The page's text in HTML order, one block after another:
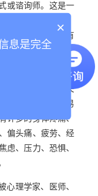
或谘询师。这是一
绪高效能辅助法，
过EFT，几乎所有
永久性的。
Binkley医学教授表
果之间有清楚的关
在生活中也很容易
许多的身体疼痛、
偏头痛、疲劳、经
虑、压力、恐惧、
心理学家、医师、
×
息是完全